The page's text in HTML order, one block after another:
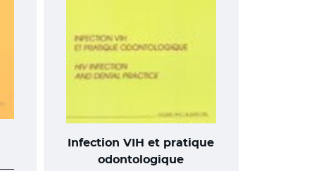
Infection VIH et pratique
odontologique